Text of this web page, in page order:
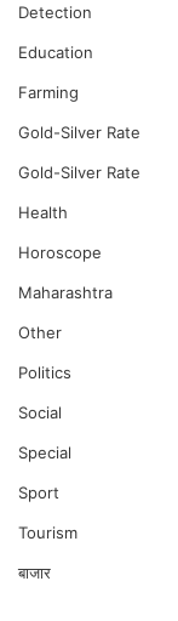
Detection
Education
Farming
Gold-Silver Rate
Gold-Silver Rate
Health
Horoscope
Maharashtra
Other
Politics
Social
Special
Sport
Tourism
बाजार